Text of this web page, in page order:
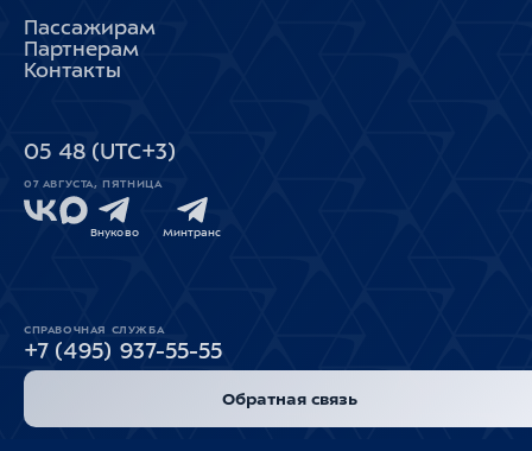
Пассажирам
Партнерам
Контакты
05 48 (UTC+3)
07 АВГУСТА, ПЯТНИЦА
Внуково Минтранс
СПРАВОЧНАЯ СЛУЖБА
+7 (495) 937-55-55
Обратная связь